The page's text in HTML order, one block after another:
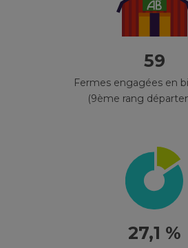
59
Fermes engagées en
(9ème rang
27,1 %